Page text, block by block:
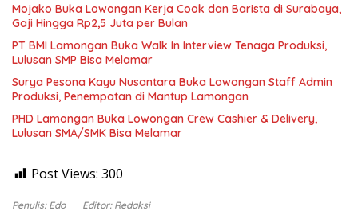
Mojako Buka Lowongan Kerja Cook dan Barista di Surabaya,
Gaji Hingga Rp2,5 Juta per Bulan
PT BMI Lamongan Buka Walk In Interview Tenaga Produksi,
Lulusan SMP Bisa Melamar
Surya Pesona Kayu Nusantara Buka Lowongan Staff Admin
Produksi, Penempatan di Mantup Lamongan
PHD Lamongan Buka Lowongan Crew Cashier & Delivery,
Lulusan SMA/SMK Bisa Melamar
Post Views: 300
Penulis: Edo Editor: Redaksi